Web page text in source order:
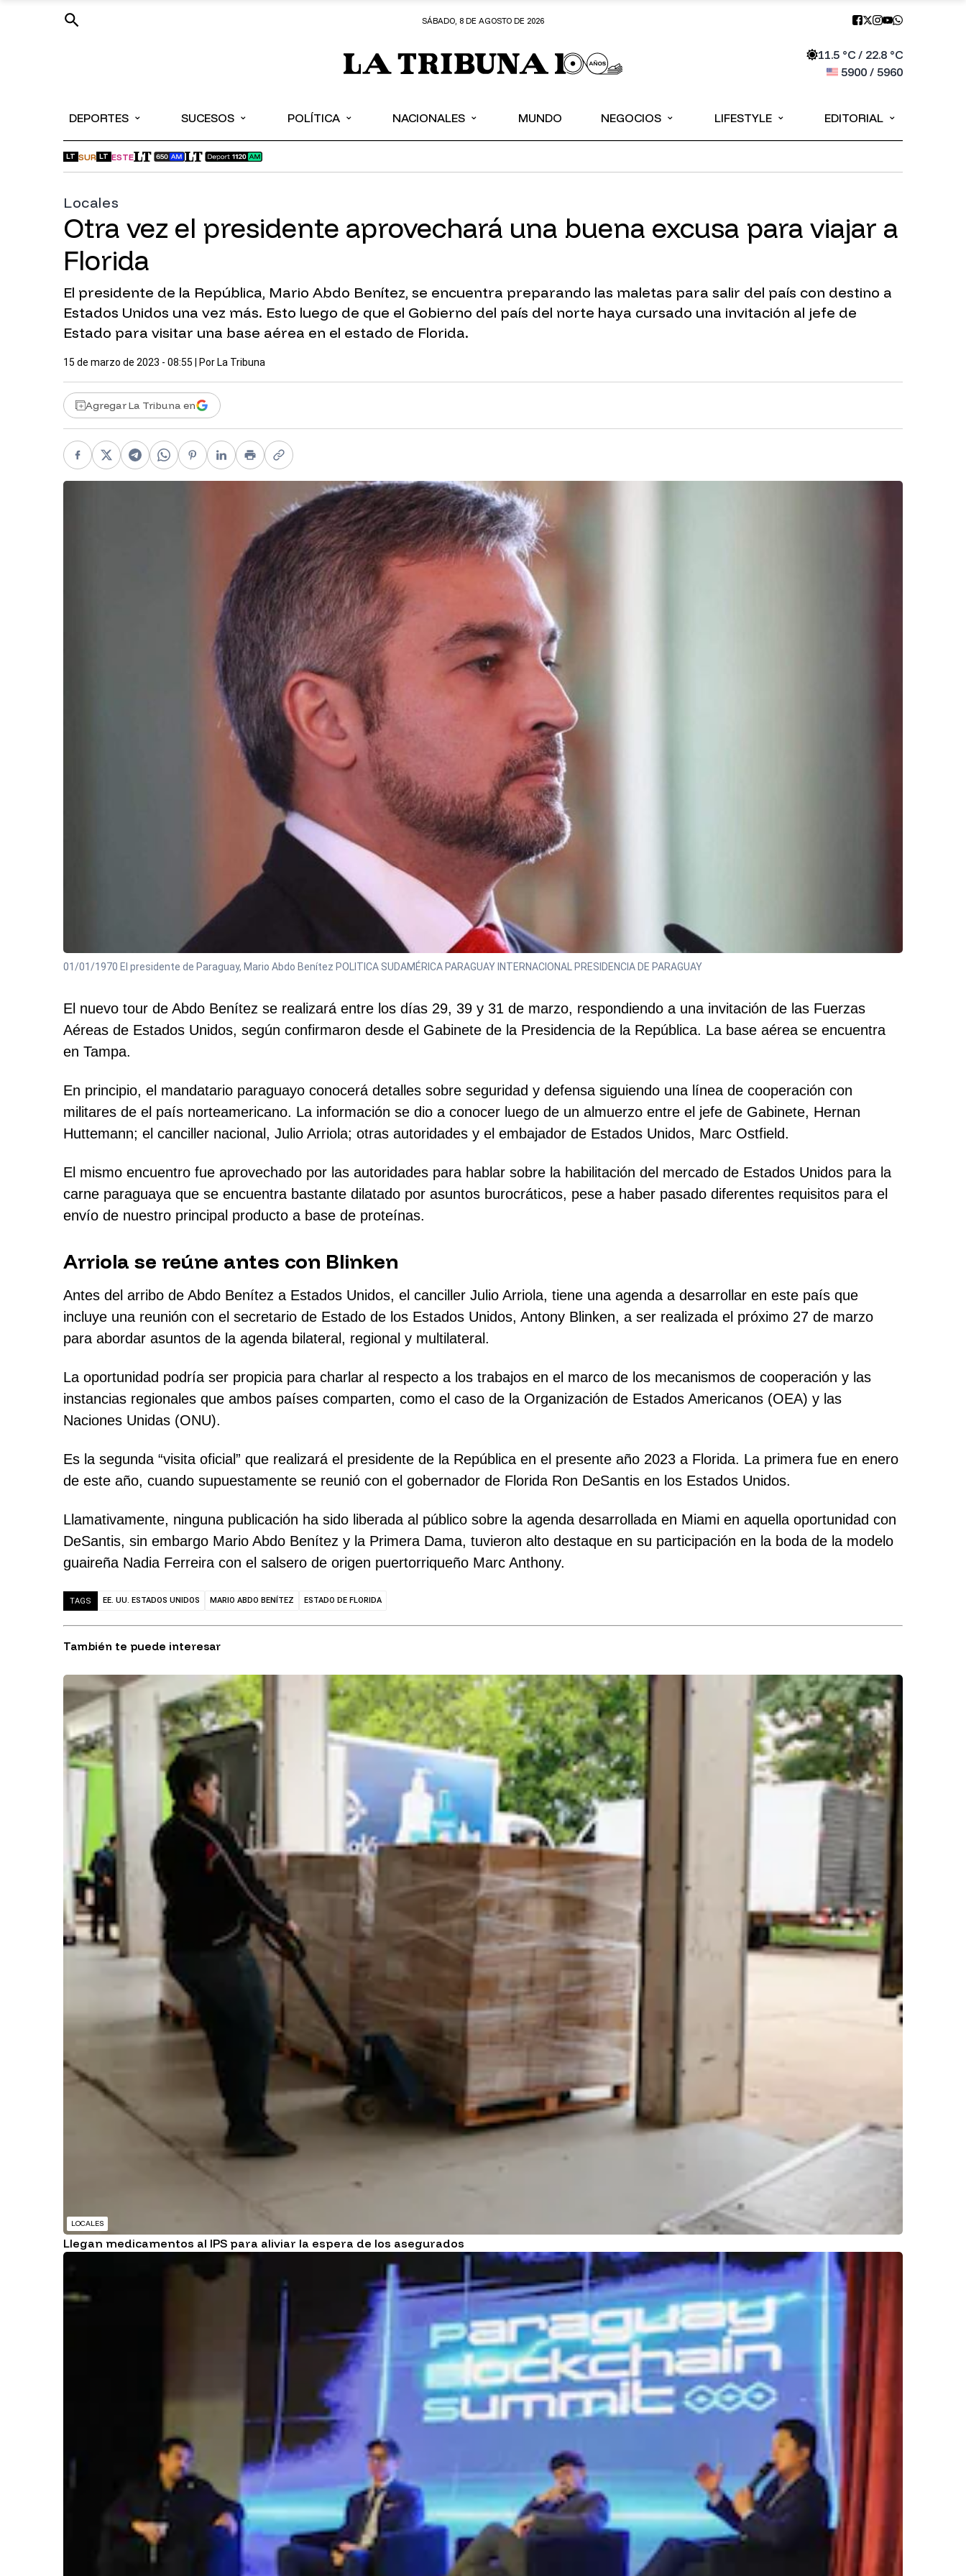
SÁBADO, 8 DE AGOSTO DE 2026
11.5°C / 22.8°C
5900/ 5960
DEPORTES ⌄ SUCESOS ⌄ POLÍTICA ⌄ NACIONALES ⌄ MUNDO NEGOCIOS ⌄ LIFESTYLE ⌄ EDITORIAL ⌄
LT SUR LT ESTE
Locales
Otra vez el presidente aprovechará una buena excusa para viajar a
Florida
El presidente de la República, Mario Abdo Benítez, se encuentra preparando las maletas para salir del país con destino a
Estados Unidos una vez más. Esto luego de que el Gobierno del país del norte haya cursado una invitación al jefe de
Estado para visitar una base aérea en el estado de Florida.
15 de marzo de 2023 - 08:55 | Por La Tribuna
Agregar La Tribuna en
Facebook
X TelegramWhatsApp
PinterestLinkedIn
PrintCopy link
01/01/1970 El presidente de Paraguay, Mario Abdo Benítez POLITICA SUDAMÉRICA PARAGUAY INTERNACIONAL PRESIDENCIA DE PARAGUAY
El nuevo tour de Abdo Benítez se realizará entre los días 29, 39 y 31 de marzo, respondiendo a una invitación de las Fuerzas
Aéreas de Estados Unidos, según confirmaron desde el Gabinete de la Presidencia de la República. La base aérea se encuentra
en Tampa.
En principio, el mandatario paraguayo conocerá detalles sobre seguridad y defensa siguiendo una línea de cooperación con
militares de el país norteamericano. La información se dio a conocer luego de un almuerzo entre el jefe de Gabinete, Hernan
Huttemann; el canciller nacional, Julio Arriola; otras autoridades y el embajador de Estados Unidos, Marc Ostfield.
El mismo encuentro fue aprovechado por las autoridades para hablar sobre la habilitación del mercado de Estados Unidos para la
carne paraguaya que se encuentra bastante dilatado por asuntos burocráticos, pese a haber pasado diferentes requisitos para el
envío de nuestro principal producto a base de proteínas.
Arriola se reúne antes con Blinken
Antes del arribo de Abdo Benítez a Estados Unidos, el canciller Julio Arriola, tiene una agenda a desarrollar en este país que
incluye una reunión con el secretario de Estado de los Estados Unidos, Antony Blinken, a ser realizada el próximo 27 de marzo
para abordar asuntos de la agenda bilateral, regional y multilateral.
La oportunidad podría ser propicia para charlar al respecto a los trabajos en el marco de los mecanismos de cooperación y las
instancias regionales que ambos países comparten, como el caso de la Organización de Estados Americanos (OEA) y las
Naciones Unidas (ONU).
Es la segunda “visita oficial” que realizará el presidente de la República en el presente año 2023 a Florida. La primera fue en enero
de este año, cuando supuestamente se reunió con el gobernador de Florida Ron DeSantis en los Estados Unidos.
Llamativamente, ninguna publicación ha sido liberada al público sobre la agenda desarrollada en Miami en aquella oportunidad con
DeSantis, sin embargo Mario Abdo Benítez y la Primera Dama, tuvieron alto destaque en su participación en la boda de la modelo
guaireña Nadia Ferreira con el salsero de origen puertorriqueño Marc Anthony.
TAGS EE. UU. ESTADOS UNIDOS MARIO ABDO BENÍTEZ ESTADO DE FLORIDA
También te puede interesar
LOCALES
Llegan medicamentos al IPS para aliviar la espera de los asegurados